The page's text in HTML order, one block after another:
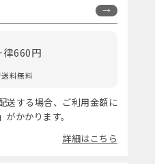
660円
料無料
送する場合、ご利用金額に
かかります。
詳細はこちら